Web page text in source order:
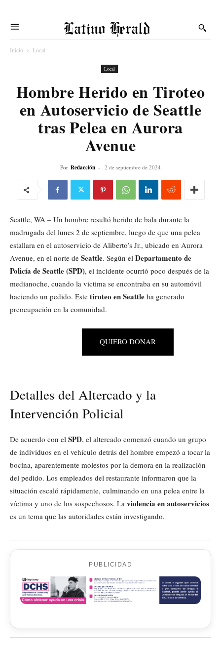
Latino Herald
Inicio Local
Local
Hombre Herido en Tiroteo
en Autoservicio de Seattle
tras Pelea en Aurora
Avenue
Por Redacción - 2 de septiembre de 2024
Seattle, WA – Un hombre resultó herido de bala durante la
madrugada del lunes 2 de septiembre, luego de que una pelea
estallara en el autoservicio de Aliberto’s Jr., ubicado en Aurora
Avenue, en el norte de Seattle. Según el Departamento de
Policía de Seattle (SPD), el incidente ocurrió poco después de la
medianoche, cuando la víctima se encontraba en su automóvil
haciendo un pedido. Este tiroteo en Seattle ha generado
preocupación en la comunidad.
QUIERO DONAR
Detalles del Altercado y la
Intervención Policial
De acuerdo con el SPD, el altercado comenzó cuando un grupo
de individuos en el vehículo detrás del hombre empezó a tocar la
bocina, aparentemente molestos por la demora en la realización
del pedido. Los empleados del restaurante informaron que la
situación escaló rápidamente, culminando en una pelea entre la
víctima y uno de los sospechosos. La violencia en autoservicios
es un tema que las autoridades están investigando.
PUBLICIDAD